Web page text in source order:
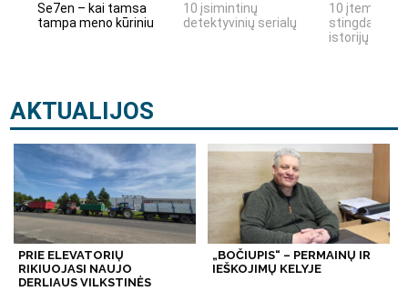
Se7en – kai tamsa
tampa meno kūriniu
10 įsimintinų
detektyvinių serialų
10 įtemptų,
stingdančių
istorijų
AKTUALIJOS
PRIE ELEVATORIŲ
RIKIUOJASI NAUJO
DERLIAUS VILKSTINĖS
„BOČIUPIS“ – PERMAINŲ IR
IEŠKOJIMŲ KELYJE